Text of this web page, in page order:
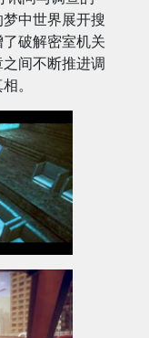
梦中世界展开搜
破解密室机关
间不断推进调
。